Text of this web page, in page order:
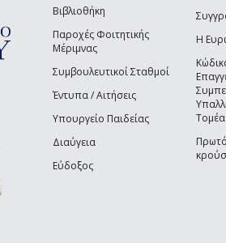
sends e-mail)
Βιβλιοθήκη
Παροχές Φοιτητικής
Μέριμνας
Συμβουλευτικοί Σταθμοί
Έντυπα / Αιτήσεις
Υπουργείο Παιδείας
Διαύγεια
Εύδοξος
Η
Τομέα